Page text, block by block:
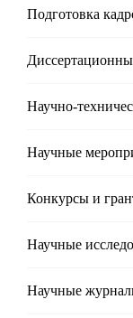
Подготовка
Научно-
Научные
Конкурсы и
Научные
Научные